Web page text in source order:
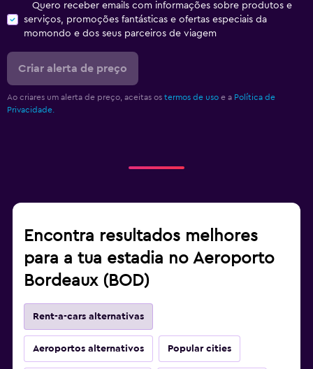
Quero receber emails com informações sobre produtos e
serviços, promoções fantásticas e ofertas especiais da
momondo e dos seus parceiros de viagem
Criar alerta de preço
Ao criares um alerta de preço, aceitas os termos de uso e a Política de
Privacidade.
Encontra resultados melhores
para a tua estadia no Aeroporto
Bordeaux (BOD)
Rent-a-cars alternativas
Aeroportos alternativos Popular cities